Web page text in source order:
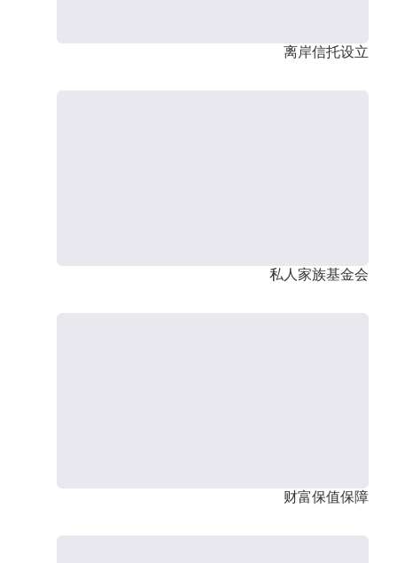
离岸信托设立
私人家族基金会
财富保值保障